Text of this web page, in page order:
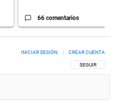
66 comentarios
SIGA ESTA
SEGUIR
INICIAR SESIÓN CREAR CUENTA